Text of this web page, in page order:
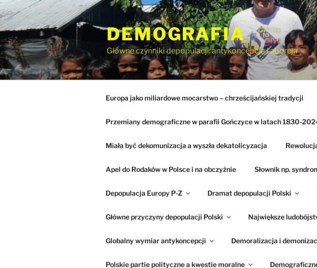
Przejdź
do
treści
DEMOGRAFIA
Główne czynniki depopulacji: antykoncepcja i aborcja
Europa jako miliardowe mocarstwo – chrześcijańskiej tradycji
Przemiany demograficzne w parafii Gończyce w latach 1830-
Miała być dekomunizacja a wyszła dekatolicyzacja
Apel do Rodaków w Polsce i na obczyźnie Słownik np.
Depopulacja Europy P-Z Dramat depopulacji Polski
Główne przyczyny depopulacji Polski Największe
Globalny wymiar antykoncepcji Demoralizacja i
Polskie partie polityczne a kwestie moralne